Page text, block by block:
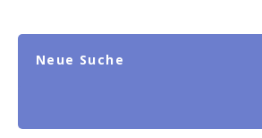
Neue Suche